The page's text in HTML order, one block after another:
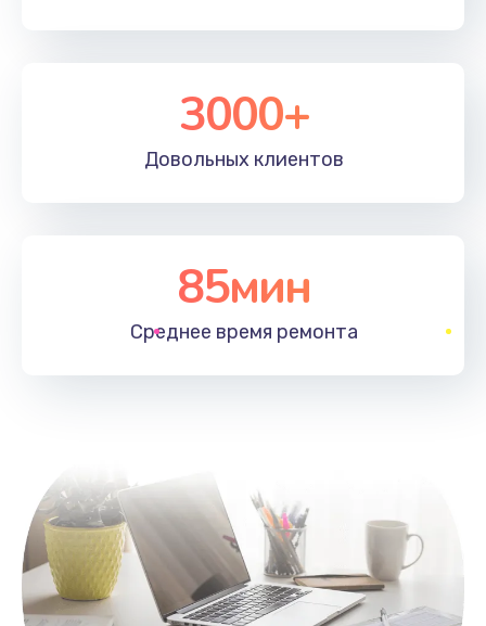
3000+
Довольных клиентов
85мин
Среднее время ремонта